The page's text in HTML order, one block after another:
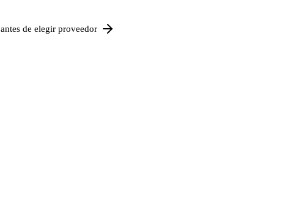
de elegir proveedor